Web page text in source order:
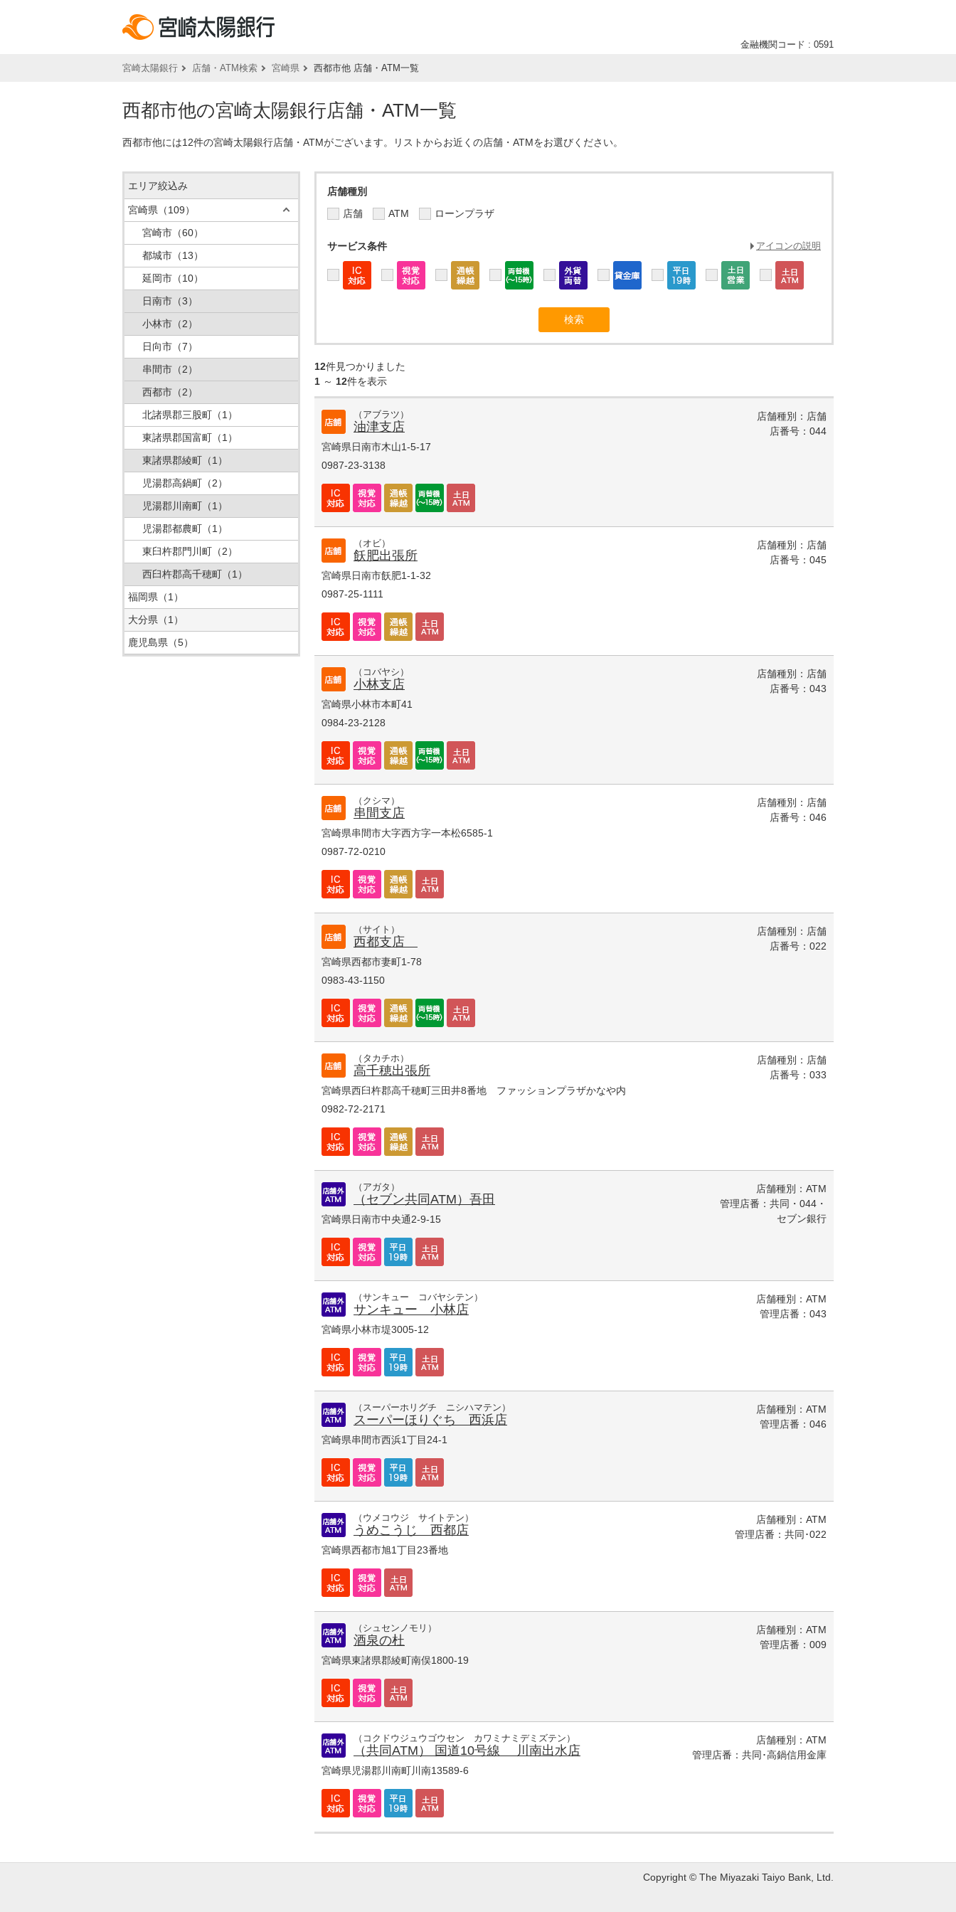
金融機関コード : 0591
宮崎太陽銀行 店舗・ATM検索 宮崎県 西都市他 店舗・ATM一覧
西都市他の宮崎太陽銀行店舗・ATM一覧
西都市他には12件の宮崎太陽銀行店舗・ATMがございます。リストからお近くの店舗・ATMをお選びください。
店舗種別
店舗
ATM ローンプラザ
サービス条件 アイコンの説明
12件見つかりました
1 ～ 12件を表示
（アブラツ）
油津支店
宮崎県日南市木山1-5-17
0987-23-3138
店舗種別：店舗
店番号：044
（オビ）
飫肥出張所
宮崎県日南市飫肥1-1-32
0987-25-1111
店舗種別：店舗
店番号：045
（コバヤシ）
小林支店
宮崎県小林市本町41
0984-23-2128
店舗種別：店舗
店番号：043
（クシマ）
串間支店
宮崎県串間市大字西方字一本松6585-1
0987-72-0210
店舗種別：店舗
店番号：046
（サイト）
西都支店
宮崎県西都市妻町1-78
0983-43-1150
店舗種別：店舗
店番号：022
（タカチホ）
高千穂出張所
宮崎県西臼杵郡高千穂町三田井8番地 ファッションプラザかなや内
0982-72-2171
店舗種別：店舗
店番号：033
（アガタ）
（セブン共同ATM）吾田
宮崎県日南市中央通2-9-15
店舗種別：ATM
管理店番：共同・044・
セブン銀行
（サンキュー コバヤシテン）
サンキュー 小林店
宮崎県小林市堤3005-12
店舗種別：ATM
管理店番：043
（スーパーホリグチ ニシハマテン）
スーパーほりぐち 西浜店
宮崎県串間市西浜1丁目24-1
店舗種別：ATM
管理店番：046
（ウメコウジ サイトテン）
うめこうじ 西都店
宮崎県西都市旭1丁目23番地
店舗種別：ATM
管理店番：共同･022
（シュセンノモリ）
酒泉の杜
宮崎県東諸県郡綾町南俣1800-19
店舗種別：ATM
管理店番：009
（コクドウジュウゴウセン カワミナミデミズテン）
（共同ATM） 国道10号線 川南出水店
宮崎県児湯郡川南町川南13589-6
店舗種別：ATM
管理店番：共同･高鍋信用金庫
エリア絞込み
宮崎県 （109）
宮崎市 （60）
都城市 （13）
延岡市 （10）
日南市 （3）
小林市 （2）
日向市 （7）
串間市 （2）
西都市 （2）
北諸県郡三股町 （1）
東諸県郡国富町 （1）
東諸県郡綾町 （1）
児湯郡高鍋町 （2）
児湯郡川南町 （1）
児湯郡都農町 （1）
東臼杵郡門川町 （2）
西臼杵郡高千穂町 （1）
福岡県 （1）
大分県 （1）
鹿児島県 （5）
Copyright © The Miyazaki Taiyo Bank, Ltd.